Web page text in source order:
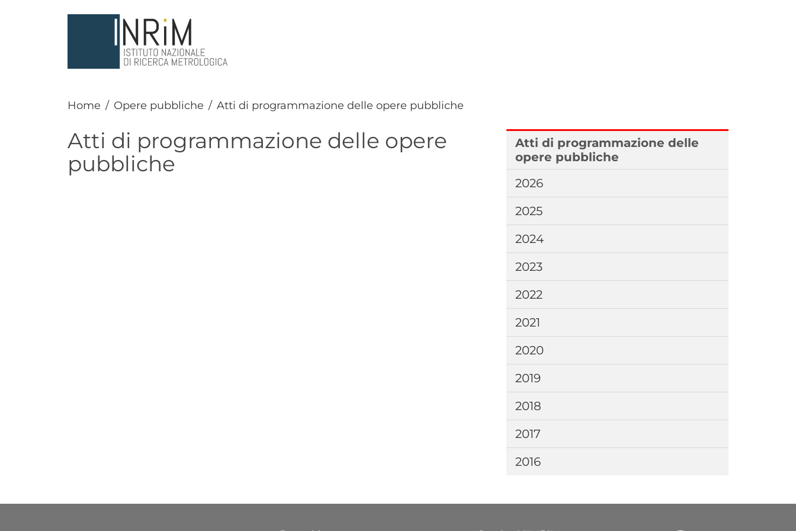
Home Opere pubbliche Atti di programmazione delle opere pubbliche
Atti di programmazione delle opere
pubbliche
Atti di programmazione delle
opere pubbliche
2026
2025
2024
2023
2022
2021
2020
2019
2018
2017
2016